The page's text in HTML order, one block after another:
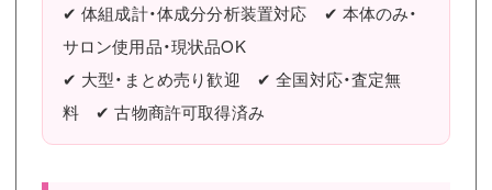
✔ 体組成計・体成分分析装置対応 ✔ 本体のみ・
サロン使用品・現状品OK
✔ 大型・まとめ売り歓迎 ✔ 全国対応・査定無
料 ✔ 古物商許可取得済み